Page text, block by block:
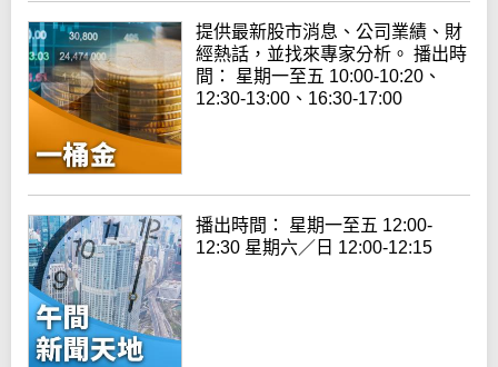
提供最新股市消息、公司業績、財
經熱話，並找來專家分析。 播出時
間： 星期一至五 10:00-10:20、
12:30-13:00、16:30-17:00
播出時間： 星期一至五 12:00-
12:30 星期六／日 12:00-12:15